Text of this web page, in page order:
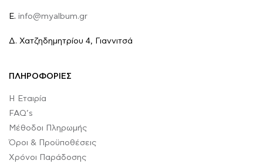
E. info@myalbum.gr
Δ. Χατζηδημητρίου 4, Γιαννιτσά
ΠΛΗΡΟΦΟΡΙΕΣ
Η Εταιρία
FAQ’s
Μέθοδοι Πληρωμής
Όροι & Προϋποθέσεις
Χρόνοι Παράδοσης